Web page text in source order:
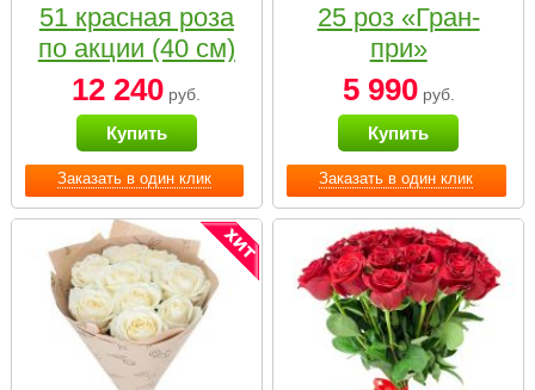
Заказать в один клик
51 красная роза
по акции (40 см)
12 240 руб.
Купить
Заказать в один клик
25 роз «Гран-
при»
5 990руб.
Купить